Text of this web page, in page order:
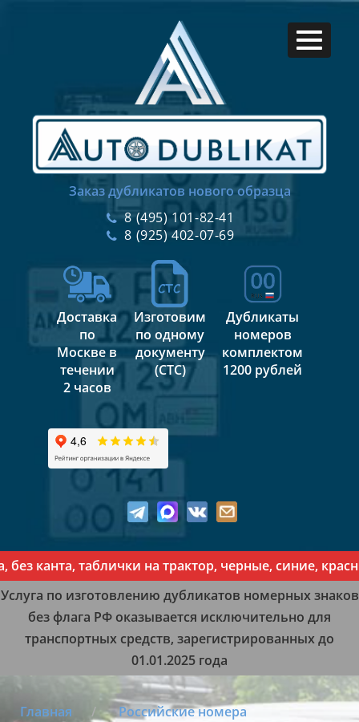
Заказ дубликатов нового образца
8 (495) 101-82-41
8 (925) 402-07-69
Доставка
по
Москве в
течении
2 часов
Изготовим
по одному
документу
(СТС)
Дубликаты
номеров
комплектом
1200 рублей
таблички на трактор, черные, синие,
Услуга по изготовлению дубликатов номерных знаков
без флага РФ оказывается исключительно для
транспортных средств, зарегистрированных до
01.01.2025 года
Главная
Российские номера